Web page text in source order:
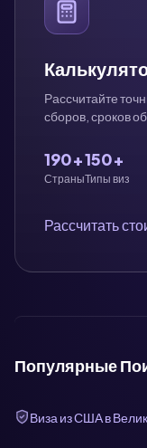
Рассчитайте
сборов, сроков
190+
Страны
150+
Типы виз
Рассчитать
Популярные
Виза из США в